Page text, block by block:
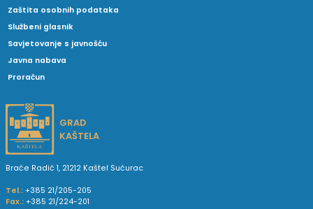
Zaštita osobnih podataka
Službeni glasnik
Savjetovanje s javnošću
Javna nabava
Proračun
GRAD
KAŠTELA
Braće Radić 1, 21212 Kaštel Sućurac
Tel.: +385 21/205-205
Fax.: +385 21/224-201